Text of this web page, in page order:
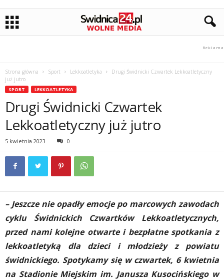
Strona główna Sport Lekkoatletyka
Drugi Świdnicki Czwartek Lekkoatletyczny
już jutro
SPORT LEKKOATLETYKA
Drugi Świdnicki Czwartek
Lekkoatletyczny już jutro
5 kwietnia 2023 0
– Jeszcze nie opadły emocje po marcowych zawodach
cyklu Świdnickich Czwartków Lekkoatletycznych,
przed nami kolejne otwarte i bezpłatne spotkania z
lekkoatletyką dla dzieci i młodzieży z powiatu
świdnickiego. Spotykamy się w czwartek, 6 kwietnia
na Stadionie Miejskim im. Janusza Kusocińskiego w